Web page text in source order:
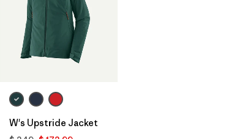
W's Upstride Jacket